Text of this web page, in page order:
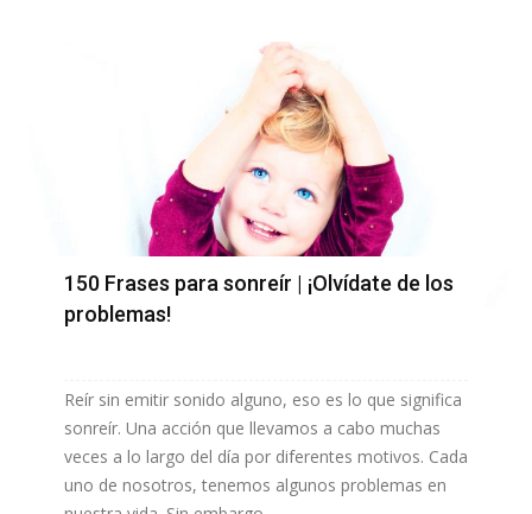
150 Frases para sonreír | ¡Olvídate de los
problemas!
Reír sin emitir sonido alguno, eso es lo que significa
sonreír. Una acción que llevamos a cabo muchas
veces a lo largo del día por diferentes motivos. Cada
uno de nosotros, tenemos algunos problemas en